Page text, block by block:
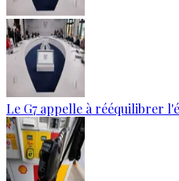
Le G7 appelle à rééquilibrer